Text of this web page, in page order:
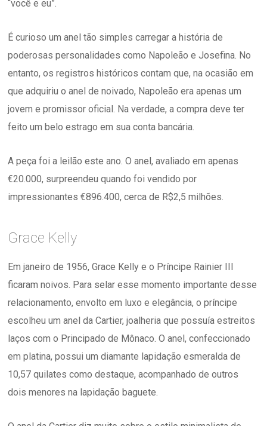
“você e eu”.
É curioso um anel tão simples carregar a história de
poderosas personalidades como Napoleão e Josefina. No
entanto, os registros históricos contam que, na ocasião em
que adquiriu o anel de noivado, Napoleão era apenas um
jovem e promissor oficial. Na verdade, a compra deve ter
feito um belo estrago em sua conta bancária.
A peça foi a leilão este ano. O anel, avaliado em apenas
€20.000, surpreendeu quando foi vendido por
impressionantes €896.400, cerca de R$2,5 milhões.
Grace Kelly
Em janeiro de 1956, Grace Kelly e o Príncipe Rainier III
ficaram noivos. Para selar esse momento importante desse
relacionamento, envolto em luxo e elegância, o príncipe
escolheu um anel da Cartier, joalheria que possuía estreitos
laços com o Principado de Mônaco. O anel, confeccionado
em platina, possui um diamante lapidação esmeralda de
10,57 quilates como destaque, acompanhado de outros
dois menores na lapidação baguete.